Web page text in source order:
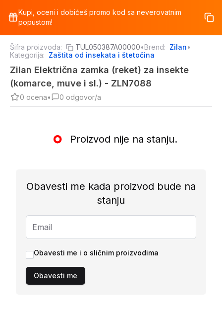
%
Kupi, oceni i dobićeš promo kod sa neverovatnim
popustom!
Šifra proizvoda: TUL050387A00000•Brend: Zilan•
Kategorija: Zaštita od insekata i štetočina
Zilan Električna zamka (reket) za insekte
(komarce, muve i sl.) - ZLN7088
0 ocena• 0 odgovor/a
Proizvod nije na stanju.
Obavesti me kada proizvod bude na
stanju
Obavesti me i o sličnim proizvodima
Obavesti me